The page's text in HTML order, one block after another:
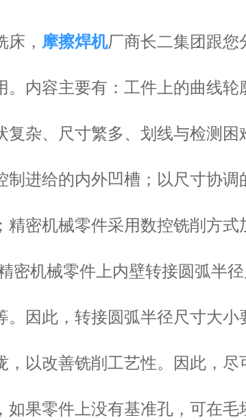
， 摩擦焊机厂商长二集团跟您
内容主要有：工件上的曲线
杂、尺寸繁多、划线与检测
制进给的内外凹槽；以尺寸协
密机械零件采用数控铣削方
密机械零件上内壁转接圆弧半
因此，转接圆弧半径尺寸大
以改善铣削工艺性。因此，
果零件上没有基准孔，可在